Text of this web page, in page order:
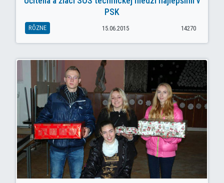
PSK
RÔZNE 15.06.2015 14270